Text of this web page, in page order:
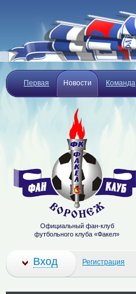
Первая Новости Команда
Официальный фан-клуб
футбольного клуба «Факел»
Вход Регистрация